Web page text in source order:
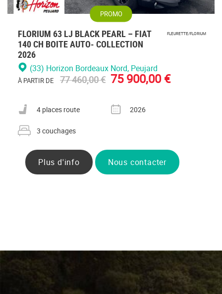
PROMO
FLORIUM 63 LJ BLACK PEARL – FIAT
140 CH BOITE AUTO- COLLECTION
2026
FLEURETTE/FLORIUM
(33) Horizon Bordeaux Nord, Peujard
À PARTIR DE 77 460,00 € 75 900,00 €
Nombre de places carte grise
4 places route
Année
2026
Nombre de couchages
3 couchages
Plus d'info Nous contacter